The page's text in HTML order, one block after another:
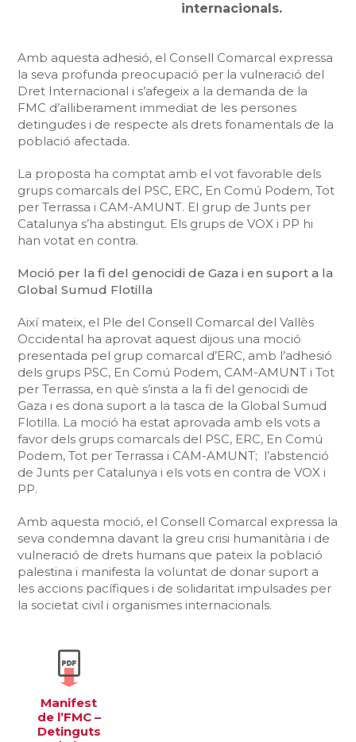
internacionals.
Amb aquesta adhesió, el Consell Comarcal expressa
la seva profunda preocupació per la vulneració del
Dret Internacional i s’afegeix a la demanda de la
FMC d’alliberament immediat de les persones
detingudes i de respecte als drets fonamentals de la
població afectada.
La proposta ha comptat amb el vot favorable dels
grups comarcals del PSC, ERC, En Comú Podem, Tot
per Terrassa i CAM-AMUNT. El grup de Junts per
Catalunya s’ha abstingut. Els grups de VOX i PP hi
han votat en contra.
Moció per la fi del genocidi de Gaza i en suport a la
Global Sumud Flotilla
Així mateix, el Ple del Consell Comarcal del Vallès
Occidental ha aprovat aquest dijous una moció
presentada pel grup comarcal d’ERC, amb l’adhesió
dels grups PSC, En Comú Podem, CAM-AMUNT i Tot
per Terrassa, en què s’insta a la fi del genocidi de
Gaza i es dona suport a la tasca de la Global Sumud
Flotilla. La moció ha estat aprovada amb els vots a
favor dels grups comarcals del PSC, ERC, En Comú
Podem, Tot per Terrassa i CAM-AMUNT; l’abstenció
de Junts per Catalunya i els vots en contra de VOX i
PP.
Amb aquesta moció, el Consell Comarcal expressa la
seva condemna davant la greu crisi humanitària i de
vulneració de drets humans que pateix la població
palestina i manifesta la voluntat de donar suport a
les accions pacífiques i de solidaritat impulsades per
la societat civil i organismes internacionals.
Manifest
de l’FMC –
Detinguts